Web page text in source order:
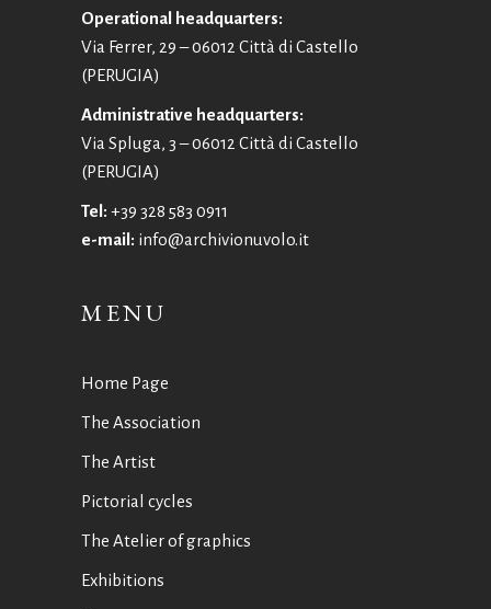
Operational headquarters:
Via Ferrer, 29 – 06012 Città di Castello
(PERUGIA)
Administrative headquarters:
Via Spluga, 3 – 06012 Città di Castello
(PERUGIA)
Tel: +39 328 583 0911
e-mail: info@archivionuvolo.it
MENU
Home Page
The Association
The Artist
Pictorial cycles
The Atelier of graphics
Exhibitions